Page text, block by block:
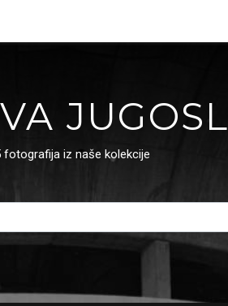
fotografija iz naše kolekcije